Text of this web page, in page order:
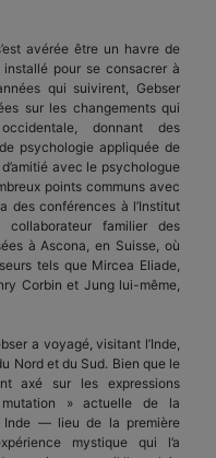
avérée être un havre de
installé pour se consacrer à
qui suivirent, Gebser
sur les changements qui
donnant des
psychologie appliquée de
avec le psychologue
points communs avec
des conférences à l’Institut
familier des
à Ascona, en Suisse, où
tels que Mircea Eliade,
Corbin et Jung lui-même,
a voyagé, visitant l’Inde,
Nord et du Sud. Bien que le
axé sur les expressions
» actuelle de la
— lieu de la première
mystique qui l’a